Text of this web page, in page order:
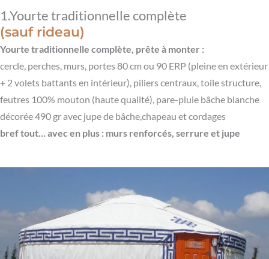
1.Yourte traditionnelle complète
(sauf rideau)
Yourte traditionnelle complète, prête à monter :
cercle, perches, murs, portes 80 cm ou 90 ERP (pleine en extérieur
+ 2 volets battants en intérieur), piliers centraux, toile structure,
feutres 100% mouton (haute qualité), pare-pluie bâche blanche
décorée 490 gr avec jupe de bâche,chapeau et cordages
bref tout… avec en plus : murs renforcés, serrure et jupe